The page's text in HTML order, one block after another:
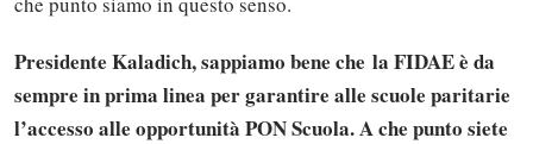
Presidente Kaladich, sappiamo bene che la FIDAE è da
sempre in prima linea per garantire alle scuole paritarie
l’accesso alle opportunità PON Scuola. A che punto siete